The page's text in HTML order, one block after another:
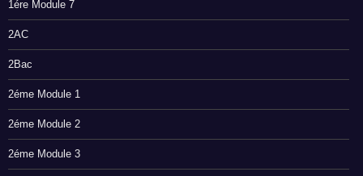
1ére Module 7
2AC
2Bac
2éme Module 1
2éme Module 2
2éme Module 3